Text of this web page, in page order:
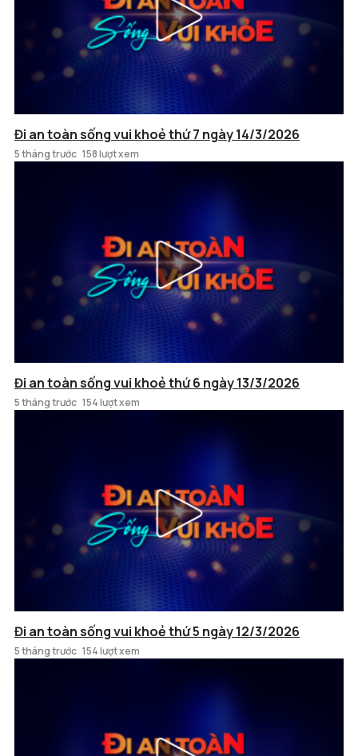
Đi an toàn sống vui khoẻ thứ 7 ngày 14/3/2026
5 tháng trước 158 lượt xem
Đi an toàn sống vui khoẻ thứ 6 ngày 13/3/2026
5 tháng trước 154 lượt xem
Đi an toàn sống vui khoẻ thứ 5 ngày 12/3/2026
5 tháng trước 154 lượt xem